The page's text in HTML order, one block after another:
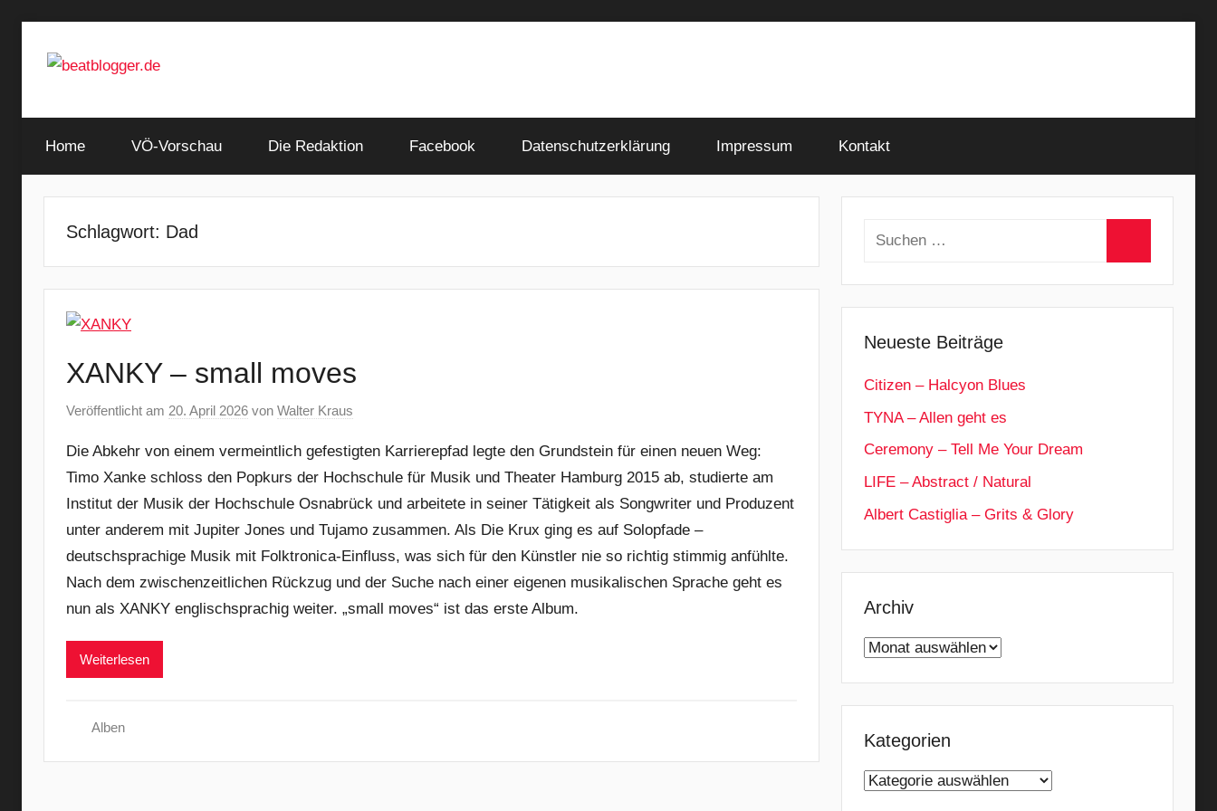
Inhalt
beatblogger.de
and
the
Home VÖ-Vorschau Die Redaktion Facebook Datenschutzerklärung Impressum Kontakt
Schlagwort: Dad
XANKY – small moves
Veröffentlicht am 20. April 2026 von Walter Kraus
Die Abkehr von einem vermeintlich gefestigten Karrierepfad legte den Grundstein für einen neuen Weg:
Timo Xanke schloss den Popkurs der Hochschule für Musik und Theater Hamburg 2015 ab, studierte am
Institut der Musik der Hochschule Osnabrück und arbeitete in seiner Tätigkeit als Songwriter und Produzent
unter anderem mit Jupiter Jones und Tujamo zusammen. Als Die Krux ging es auf Solopfade –
deutschsprachige Musik mit Folktronica-Einfluss, was sich für den Künstler nie so richtig stimmig anfühlte.
Nach dem zwischenzeitlichen Rückzug und der Suche nach einer eigenen musikalischen Sprache geht es
nun als XANKY englischsprachig weiter. „small moves“ ist das erste Album.
Weiterlesen
Alben
Suchen
Neueste Beiträge
Citizen – Halcyon Blues
TYNA – Allen geht es
Ceremony – Tell Me Your Dream
LIFE – Abstract / Natural
Albert Castiglia – Grits & Glory
Archiv
Archiv
Kategorien
Kategorien